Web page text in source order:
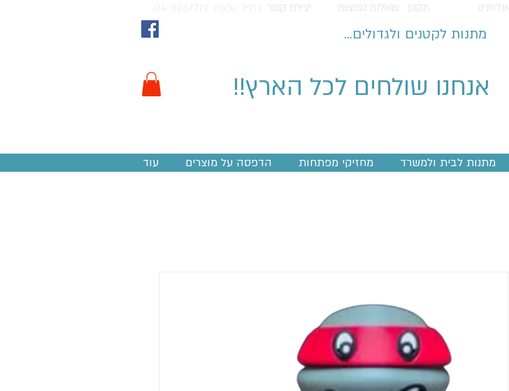
מתנות לקטנים ולגדולים...
אנחנו שולחים לכל הארץ!!
מתנות לבית ולמשרד מחזיקי מפתחות הדפסה על מוצרים עוד